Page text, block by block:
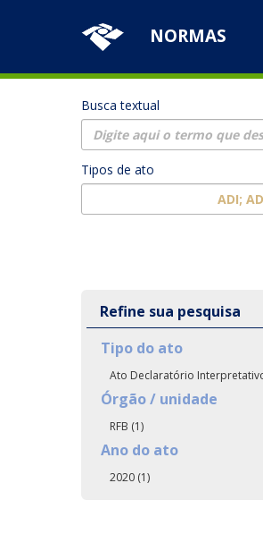
NORMAS
Busca textual
Tipos de ato
ADI;
Refine sua pesquisa
Tipo do ato
Ato Declaratório
Órgão / unidade
RFB (1)
Ano do ato
2020 (1)